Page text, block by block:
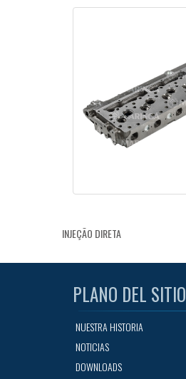
INJEÇÃO DIRETA
PLANO DEL SITIO
NUESTRA HISTORIA
NOTICIAS
DOWNLOADS